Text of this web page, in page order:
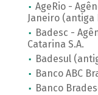
AgeRio -
Janeiro (antiga
Badesc -
Catarina S.A.
Badesul
Banco ABC
Banco